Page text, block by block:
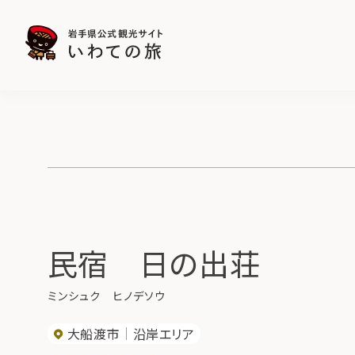
民宿 日の出荘
ミンシュク ヒノデソウ
大船渡市 沿岸エリア